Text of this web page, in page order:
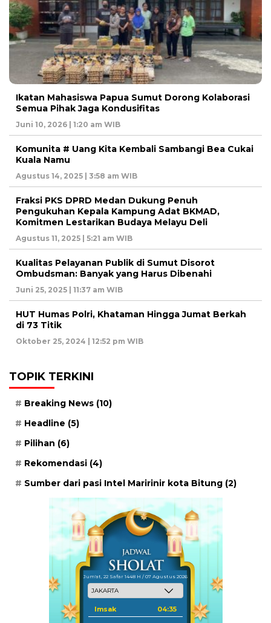
Ikatan Mahasiswa Papua Sumut Dorong Kolaborasi
Semua Pihak Jaga Kondusifitas
Juni 10, 2026 | 1:20 am WIB
Komunita # Uang Kita Kembali Sambangi Bea Cukai
Kuala Namu
Agustus 14, 2025 | 3:58 am WIB
Fraksi PKS DPRD Medan Dukung Penuh
Pengukuhan Kepala Kampung Adat BKMAD,
Komitmen Lestarikan Budaya Melayu Deli
Agustus 11, 2025 | 5:21 am WIB
Kualitas Pelayanan Publik di Sumut Disorot
Ombudsman: Banyak yang Harus Dibenahi
Juni 25, 2025 | 11:37 am WIB
HUT Humas Polri, Khataman Hingga Jumat Berkah
di 73 Titik
Oktober 25, 2024 | 12:52 pm WIB
TOPIK TERKINI
Breaking News (10)
Headline (5)
Pilihan (6)
Rekomendasi (4)
Sumber dari pasi Intel Maririnir kota Bitung (2)
Jum'at, 22 Safar 1448 H / 07 Agustus 2026
Imsak 04:35